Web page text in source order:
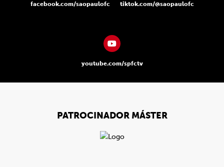
facebook.com/saopaulofc tiktok.com/@saopaulofc
youtube.com/spfctv
PATROCINADOR MÁSTER